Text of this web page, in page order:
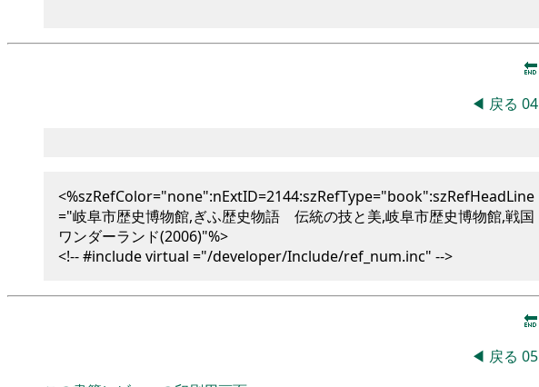
🔚
◀ 戻る 04
<%szRefColor="none":nExtID=2144:szRefType="book":szRefHeadLine
="岐阜市歴史博物館,ぎふ歴史物語 伝統の技と美,岐阜市歴史博物館,戦国
ワンダーランド(2006)"%>
<!-- #include virtual ="/developer/Include/ref_num.inc" -->
🔚
◀ 戻る 05